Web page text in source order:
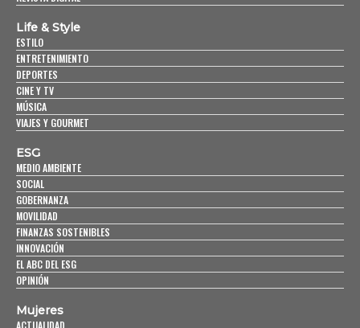
Life & Style
ESTILO
ENTRETENIMIENTO
DEPORTES
CINE Y TV
MÚSICA
VIAJES Y GOURMET
ESG
MEDIO AMBIENTE
SOCIAL
GOBERNANZA
MOVILIDAD
FINANZAS SOSTENIBLES
INNOVACIÓN
EL ABC DEL ESG
OPINIÓN
Mujeres
ACTUALIDAD